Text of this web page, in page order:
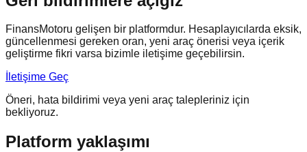
FinansMotoru gelişen bir platformdur. Hesaplayıcılarda eksik,
güncellenmesi gereken oran, yeni araç önerisi veya içerik
geliştirme fikri varsa bizimle iletişime geçebilirsin.
İletişime Geç
Öneri, hata bildirimi veya yeni araç talepleriniz için
bekliyoruz.
Platform yaklaşımı